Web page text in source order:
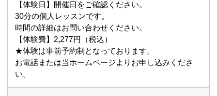
【体験日】開催日をご確認ください。
30分の個人レッスンです。
時間の詳細はお問い合わせください。
【体験費】2,277円（税込）
★体験は事前予約制となっております。
お電話または当ホームページよりお申し込みくださ
い。